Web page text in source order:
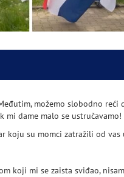
možemo slobodno reći
dame malo se ustručavamo!
koju su momci zatražili od
koji mi se zaista sviđao,